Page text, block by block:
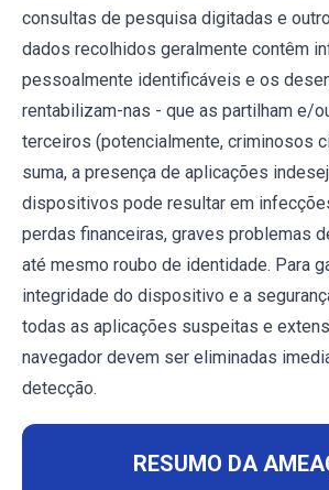
consultas de pesquisa digitadas e
dados recolhidos geralmente contêm
pessoalmente identificáveis e os
rentabilizam-nas - que as partilham e/
terceiros (potencialmente, criminosos
suma, a presença de aplicações
dispositivos pode resultar em
perdas financeiras, graves problemas
até mesmo roubo de identidade. Para
integridade do dispositivo e a
todas as aplicações suspeitas e
navegador devem ser eliminadas
detecção.
RESUMO DA